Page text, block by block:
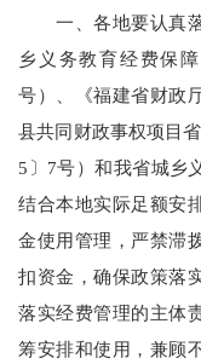
一、各地要认真落
乡义务教育经费保
号）、《福建省财政
县共同财政事权项目
5〕7号）和我省城乡
结合本地实际足额安
金使用管理，严禁滞
扣资金，确保政策落
落实经费管理的主体
筹安排和使用，兼顾